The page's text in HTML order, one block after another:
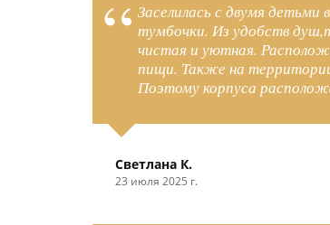
Заселилась с двумя
тумбочки. Из удобств
чистая и уютная.
пищи. Также на
Поэтому корпуса
Светлана К.
23 июля 2025 г.